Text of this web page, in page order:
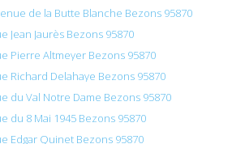
de la Butte Blanche Bezons 95870
Jean Jaurès Bezons 95870
Pierre Altmeyer Bezons 95870
Richard Delahaye Bezons 95870
du Val Notre Dame Bezons 95870
du 8 Mai 1945 Bezons 95870
Edgar Quinet Bezons 95870